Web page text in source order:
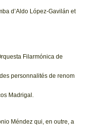
d’Aldo López-Gavilán et
Filarmónica de
personnalités de renom
Madrigal.
Méndez qui, en outre, a